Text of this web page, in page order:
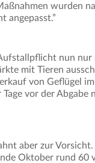
wurden
angepasst.”
nun
mit Tieren
von Geflügel
vor der Abgabe
aber zur
Oktober rund 60